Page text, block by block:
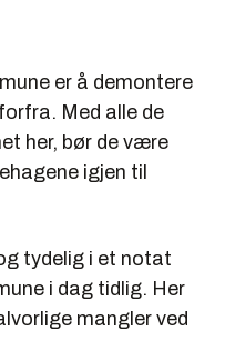
er å demontere
Med alle de
her, bør de være
igjen til
tydelig i et notat
i dag tidlig. Her
mangler ved